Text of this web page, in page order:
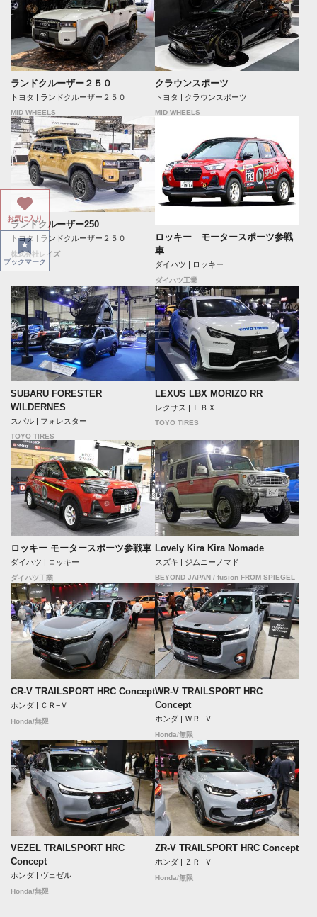
ランドクルーザー２５０
トヨタ | ランドクルーザー２５０
MID WHEELS
クラウンスポーツ
トヨタ | クラウンスポーツ
MID WHEELS
ランドクルーザー250
トヨタ | ランドクルーザー２５０
株式会社レイズ
ロッキー モータースポーツ参戦
車
ダイハツ | ロッキー
ダイハツ工業
SUBARU FORESTER
WILDERNES
スバル | フォレスター
TOYO TIRES
LEXUS LBX MORIZO RR
レクサス | ＬＢＸ
TOYO TIRES
ロッキー モータースポーツ参戦車
ダイハツ | ロッキー
ダイハツ工業
Lovely Kira Kira Nomade
スズキ | ジムニーノマド
BEYOND JAPAN / fusion FROM SPIEGEL
CR-V TRAILSPORT HRC Concept
ホンダ | ＣＲ−Ｖ
Honda/無限
WR-V TRAILSPORT HRC
Concept
ホンダ | ＷＲ−Ｖ
Honda/無限
VEZEL TRAILSPORT HRC
Concept
ホンダ | ヴェゼル
Honda/無限
ZR-V TRAILSPORT HRC Concept
ホンダ | ＺＲ−Ｖ
Honda/無限
お気に入り
ブックマーク